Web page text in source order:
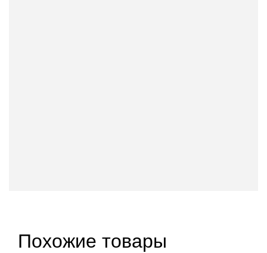
Похожие товары